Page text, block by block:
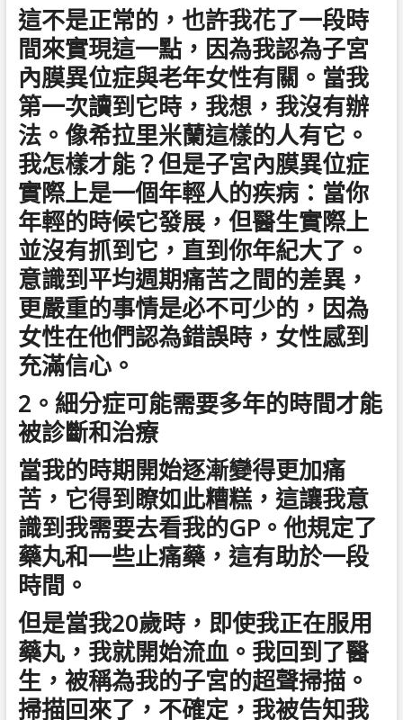
這不是正常的，也許我花了一段時
間來實現這一點，因為我認為子宮
內膜異位症與老年女性有關。當我
第一次讀到它時，我想，我沒有辦
法。像希拉里米蘭這樣的人有它。
我怎樣才能？但是子宮內膜異位症
實際上是一個年輕人的疾病：當你
年輕的時候它發展，但醫生實際上
並沒有抓到它，直到你年紀大了。
意識到平均週期痛苦之間的差異，
更嚴重的事情是必不可少的，因為
女性在他們認為錯誤時，女性感到
充滿信心。
2。細分症可能需要多年的時間才能
被診斷和治療
當我的時期開始逐漸變得更加痛
苦，它得到瞭如此糟糕，這讓我意
識到我需要去看我的GP。他規定了
藥丸和一些止痛藥，這有助於一段
時間。
但是當我20歲時，即使我正在服用
藥丸，我就開始流血。我回到了醫
生，被稱為我的子宮的超聲掃描。
掃描回來了，不確定，我被告知我